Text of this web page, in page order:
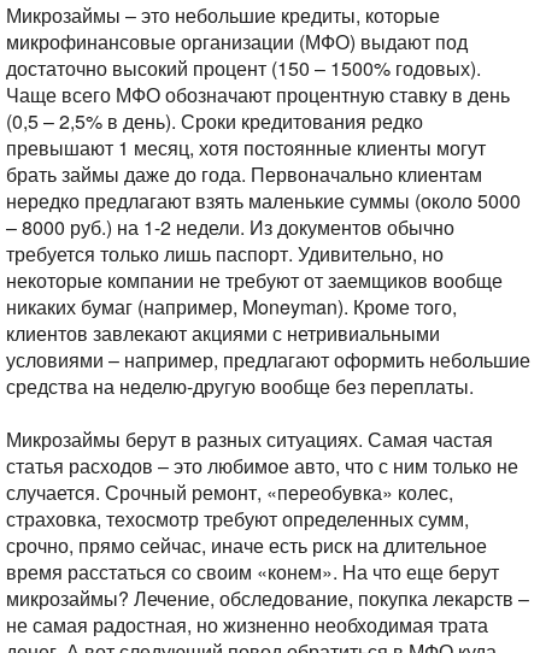
Микрозаймы – это небольшие кредиты, которые
микрофинансовые организации (МФО) выдают под
достаточно высокий процент (150 – 1500% годовых).
Чаще всего МФО обозначают процентную ставку в день
(0,5 – 2,5% в день). Сроки кредитования редко
превышают 1 месяц, хотя постоянные клиенты могут
брать займы даже до года. Первоначально клиентам
нередко предлагают взять маленькие суммы (около 5000
– 8000 руб.) на 1-2 недели. Из документов обычно
требуется только лишь паспорт. Удивительно, но
некоторые компании не требуют от заемщиков вообще
никаких бумаг (например, Moneyman). Кроме того,
клиентов завлекают акциями с нетривиальными
условиями – например, предлагают оформить небольшие
средства на неделю-другую вообще без переплаты.
Микрозаймы берут в разных ситуациях. Самая частая
статья расходов – это любимое авто, что с ним только не
случается. Срочный ремонт, «переобувка» колес,
страховка, техосмотр требуют определенных сумм,
срочно, прямо сейчас, иначе есть риск на длительное
время расстаться со своим «конем». На что еще берут
микрозаймы? Лечение, обследование, покупка лекарств –
не самая радостная, но жизненно необходимая трата